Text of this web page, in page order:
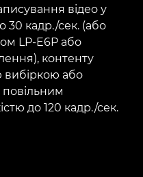
відео у
30 кадр./сек. (або
LP-E6P або
контенту
або
до 120 кадр./сек.